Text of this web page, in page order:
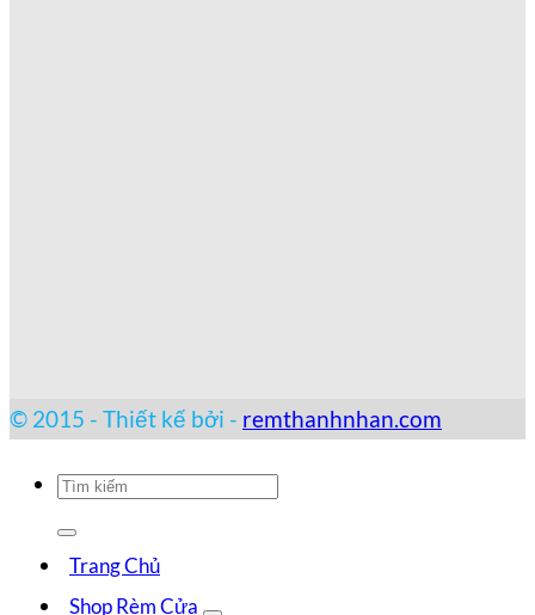
© 2015 - Thiết kế bởi - remthanhnhan.com
Tìm
Trang Chủ
Shop Rèm Cửa